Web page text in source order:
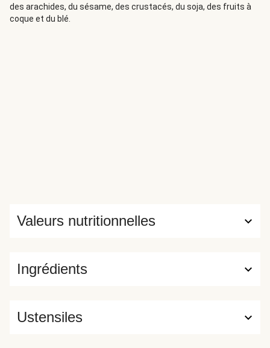
des arachides, du sésame, des crustacés, du soja, des fruits à
coque et du blé.
Ingrédients
Valeurs nutritionnelles
Ustensiles